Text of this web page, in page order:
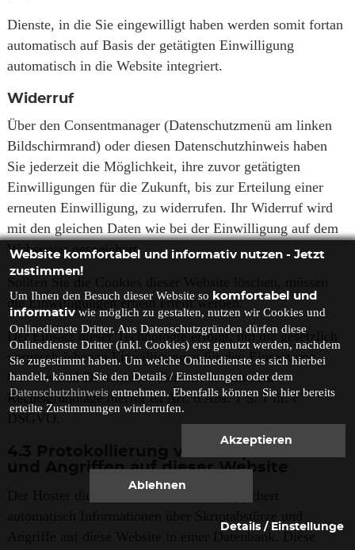
Dienste, in die Sie eingewilligt haben werden somit fortan
automatisch auf Basis der getätigten Einwilligung
automatisch in die Website integriert.
Widerruf
Über den Consentmanager (Datenschutzmenü am linken
Bildschirmrand) oder diesen Datenschutzhinweis haben
Sie jederzeit die Möglichkeit, ihre zuvor getätigten
Einwilligungen für die Zukunft, bis zur Erteilung einer
erneuten Einwilligung, zu widerrufen. Ihr Widerruf wird
mit den gleichen Daten wie bei der Einwilligung auf dem
Webserver gespeichert.
die Einwilligungen erneut erteilt werden.
Der Einsatz dieser Technologie erfolgt, um die gesetzlich
vorgeschriebenen Einwilligungen für den Einsatz von
Cookies und Drittanbieterdiensten einzuholen.
Rechtsgrundlage hierfür ist Art. 6 Abs. 1 S. 1 lit. c
Protokollierung von Skriptabstürzen
und Angriffen auf dieser Website
Angriffe auf diese Website in einer Datenbank. Diese
Website komfortabel und informativ nutzen - Jetzt
zustimmen!
Um Ihnen den Besuch dieser Website so komfortabel und
informativwie möglich zu gestalten, nutzen wir Cookies und
Onlinedienste Dritter. Aus Datenschutzgründen dürfen diese
Onlinedienste Dritter (inkl. Cookies) erst genutzt werden, nachdem
Sie zugestimmt haben. Um welche Onlinedienste es sich hierbei
handelt, können Sie den Details / Einstellungen oder dem
Datenschutzhinweisentnehmen. Ebenfalls können Sie hier bereits
erteilte Zustimmungen wirderrufen.